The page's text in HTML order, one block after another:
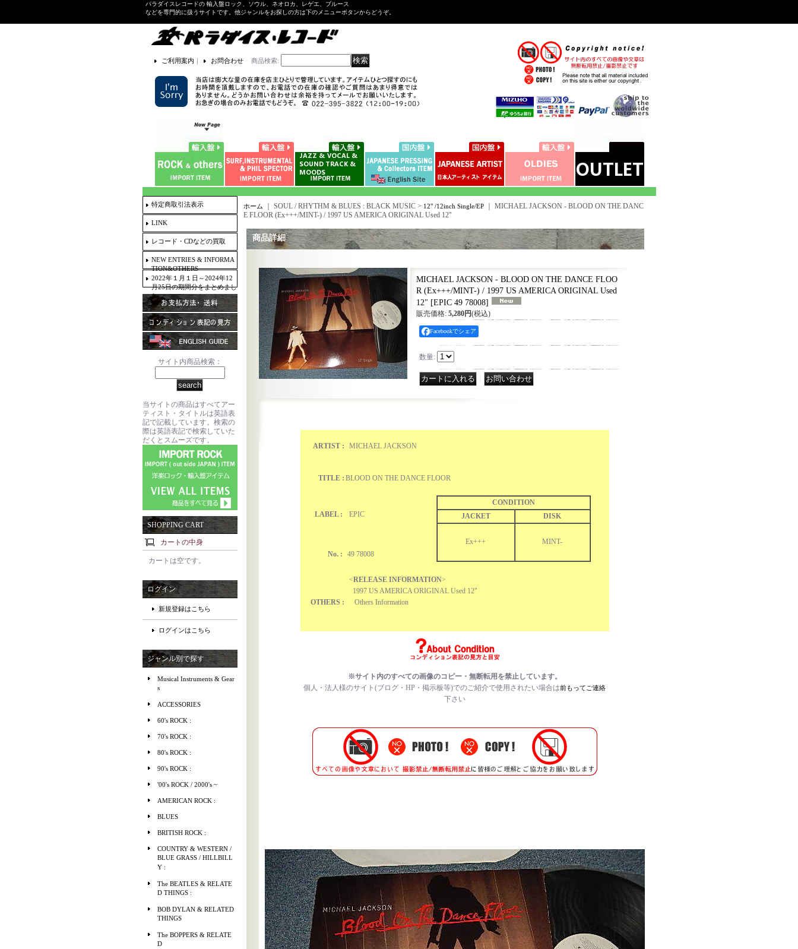
パラダイスレコードの 輸入盤ロック、ソウル、ネオロカ、レゲエ、ブルース
などを専門的に扱うサイトです。他ジャンルをお探しの方は下のメニューボタンからどうぞ。
ご利用案内 ｜ お問合わせ 商品検索:
特定商取引法表示
LINK
レコード・CDなどの買取
NEW ENTRIES & INFORMA
TION&OTHERS
2022年１月１日～2024年12
月25日の期間分をまとめまし
た。
サイト内商品検索：
当サイトの商品はすべてアー
ティスト・タイトルは英語表
記で記載しています。検索の
際は英語表記で検索していた
だくとスムーズです。
SHOPPING CART
カートの中身
カートは空です。
ログイン
新規登録はこちら
ログインはこちら
ジャンル別で探す
Musical Instruments & Gear
s
ACCESSORIES
60's ROCK :
70's ROCK :
80's ROCK :
90's ROCK :
'00's ROCK / 2000's ~
AMERICAN ROCK :
BLUES
BRITISH ROCK :
COUNTRY & WESTERN /
BLUE GRASS / HILLBILL
Y :
The BEATLES & RELATE
D THINGS :
BOB DYLAN & RELATED
THINGS
The BOPPERS & RELATE
D
ホーム ｜ SOUL / RHYTHM & BLUES : BLACK MUSIC > 12" /12inch Single/EP｜ MICHAEL JACKSON - BLOOD ON THE DANC
E FLOOR (Ex+++/MINT-) / 1997 US AMERICA ORIGINAL Used 12"
商品詳細
MICHAEL JACKSON - BLOOD ON THE DANCE FLOO
R (Ex+++/MINT-) / 1997 US AMERICA ORIGINAL Used
12" [EPIC 49 78008]
販売価格: 5,280円(税込)
Facebookでシェア
数量:
ARTIST : MICHAEL JACKSON
TITLE : BLOOD ON THE DANCE FLOOR
LABEL : EPIC
CONDITION
JACKET
DISK
Ex+++
MINT-
No. :
49 78008
OTHERS :
<RELEASE INFORMATION>
1997 US AMERICA ORIGINAL Used 12"
Others Information
※サイト内のすべての画像のコピー・無断転用を禁止しています。
個人・法人様のサイト(ブログ・HP・掲示板等)でのご紹介で使用されたい場合は前もってご連絡
下さい